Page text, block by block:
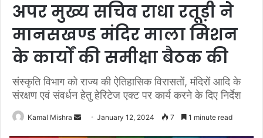
अपर मुख्य सचिव राधा रतूड़ी ने
मानसखण्ड मंदिर माला मिशन
के कार्यों की समीक्षा बैठक की
संस्कृति विभाग को राज्य की ऐतिहासिक विरासतों, मंदिरों आदि के
संरक्षण एवं संवर्धन हेतु हेरिटेज एक्ट पर कार्य करने के दिए निर्देश
Kamal Mishra
SendJanuary 12, 2024 7 1 minute read